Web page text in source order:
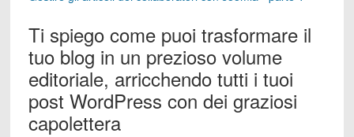
Ti spiego come puoi trasformare il
tuo blog in un prezioso volume
editoriale, arricchendo tutti i tuoi
post WordPress con dei graziosi
capolettera